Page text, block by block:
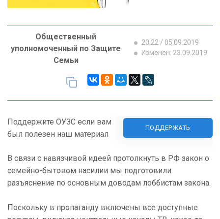
Общественный
уполномоченный по Защите
Семьи
20:22 / 05.09.2019
Изменен: 23.09.2019
Поддержите ОУЗС если вам
был полезен наш материал
ПОДДЕРЖАТЬ
В связи с навязчивой идеей протолкнуть в РФ закон о
семейно-бытовом насилии мы подготовили
разъяснение по основным доводам лоббистам закона.
Поскольку в пропаганду включены все доступные